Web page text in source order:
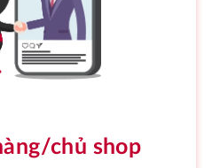
chủ shop